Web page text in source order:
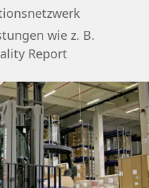
wie z. B.
Report